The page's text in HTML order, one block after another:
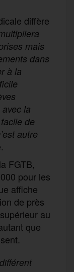
diffère
mais
dans
à la
la
de
autre
FGTB,
pour les
affiche
de près
au
que